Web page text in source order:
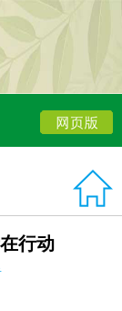
行动